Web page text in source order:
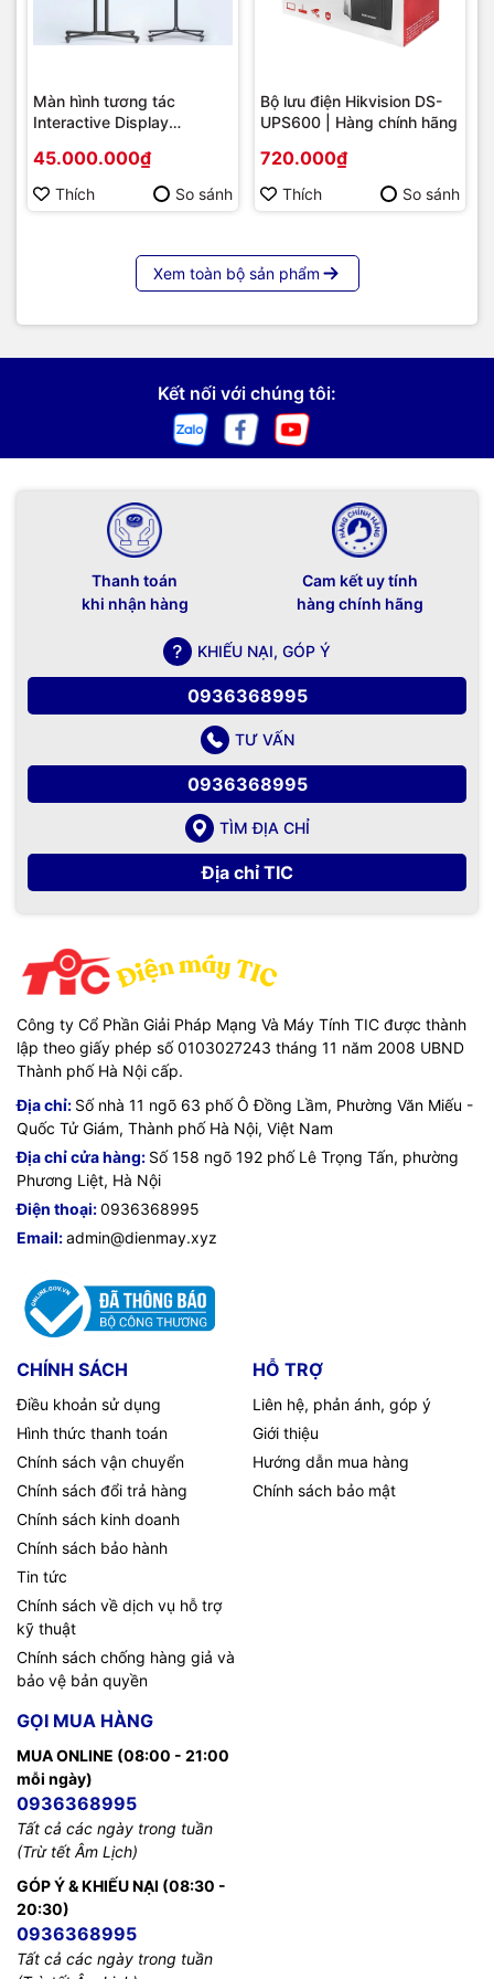
Màn hình tương tác
Interactive Display
86 | Cấu hình cao cấp |
Hàng chính hãng
45.000.000₫
Thích So sánh
Bộ lưu điện Hikvision DS-
UPS600 | Hàng chính hãng
720.000₫
Thích So sánh
Xem toàn bộ sản phẩm
Kết nối với chúng tôi:
Thanh toán
khi nhận hàng
Cam kết uy tính
hàng chính hãng
KHIẾU NẠI, GÓP Ý
0936368995
TƯ VẤN
0936368995
TÌM ĐỊA CHỈ
Địa chỉ TIC
Công ty Cổ Phần Giải Pháp Mạng Và Máy Tính TIC được thành
lập theo giấy phép số 0103027243 tháng 11 năm 2008 UBND
Thành phố Hà Nội cấp.
Địa chỉ: Số nhà 11 ngõ 63 phố Ô Đồng Lầm, Phường Văn Miếu -
Quốc Tử Giám, Thành phố Hà Nội, Việt Nam
Địa chỉ cửa hàng: Số 158 ngõ 192 phố Lê Trọng Tấn, phường
Phương Liệt, Hà Nội
Điện thoại:0936368995
Email:admin@dienmay.xyz
CHÍNH SÁCH
Điều khoản sử dụng
Hình thức thanh toán
Chính sách vận chuyển
Chính sách đổi trả hàng
Chính sách kinh doanh
Chính sách bảo hành
Tin tức
Chính sách về dịch vụ hỗ trợ
kỹ thuật
Chính sách chống hàng giả và
bảo vệ bản quyền
HỖ TRỢ
Liên hệ, phản ánh, góp ý
Giới thiệu
Hướng dẫn mua hàng
Chính sách bảo mật
GỌI MUA HÀNG
MUA ONLINE (08:00 - 21:00
mỗi ngày)
0936368995
Tất cả các ngày trong tuần
(Trừ tết Âm Lịch)
GÓP Ý & KHIẾU NẠI (08:30 -
20:30)
0936368995
Tất cả các ngày trong tuần